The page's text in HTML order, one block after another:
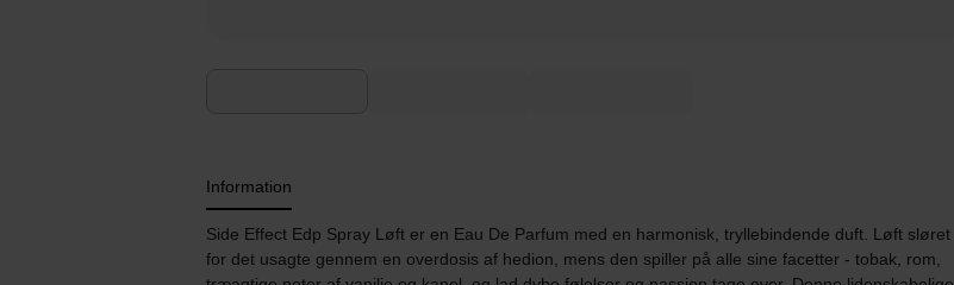
Information
Side Effect Edp Spray Løft er en Eau De Parfum med en harmonisk, tryllebindende duft. Løft sløret
for det usagte gennem en overdosis af hedion, mens den spiller på alle sine facetter - tobak, rom,